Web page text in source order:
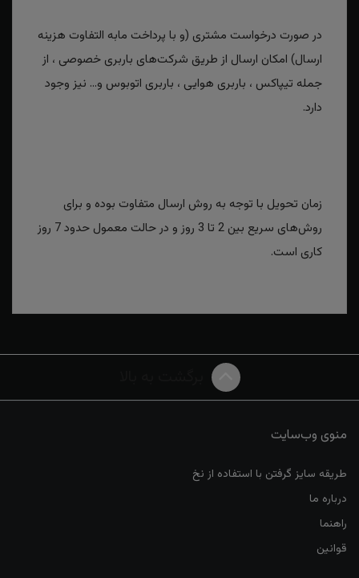
در صورت درخواست مشتری (و با پرداخت مابه التفاوت هزینه
ارسال) امکان ارسال از طریق شرکت‌های باربری خصوصی ، از
جمله تیپاکس ، باربری هوایی ، باربری اتوبوس و... نیز وجود
دارد.
زمان تحویل با توجه به روش ارسال متفاوت بوده و برای
روش‌های سریع بین 2 تا 3 روز و در حالت معمول حدود 7 روز
کاری است.
منوی وب‌سایت
طریقه سایز گرفتن با استفاده از نخ
درباره ما
راهنما
قوانین